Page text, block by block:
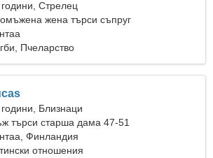
Стрелец
жена търси съпруг
Пчеларство
Близнаци
търси старша дама 47-51
Финландия
отношения